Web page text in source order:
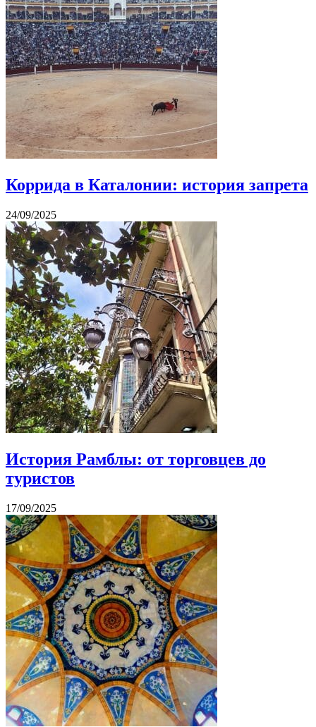
Коррида в Каталонии: история запрета
24/09/2025
История Рамблы: от торговцев до
туристов
17/09/2025